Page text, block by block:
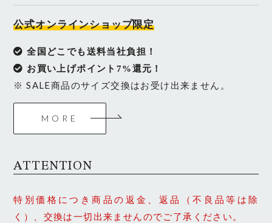
公式オンラインショップ限定
全国どこでも送料当社負担！
お買い上げポイント7%還元！
※ SALE商品のサイズ交換はお受け出来ません。
MORE
ATTENTION
特別価格につき商品の返金、返品（不良品等は除
く）、交換は一切出来ませんのでご了承ください。